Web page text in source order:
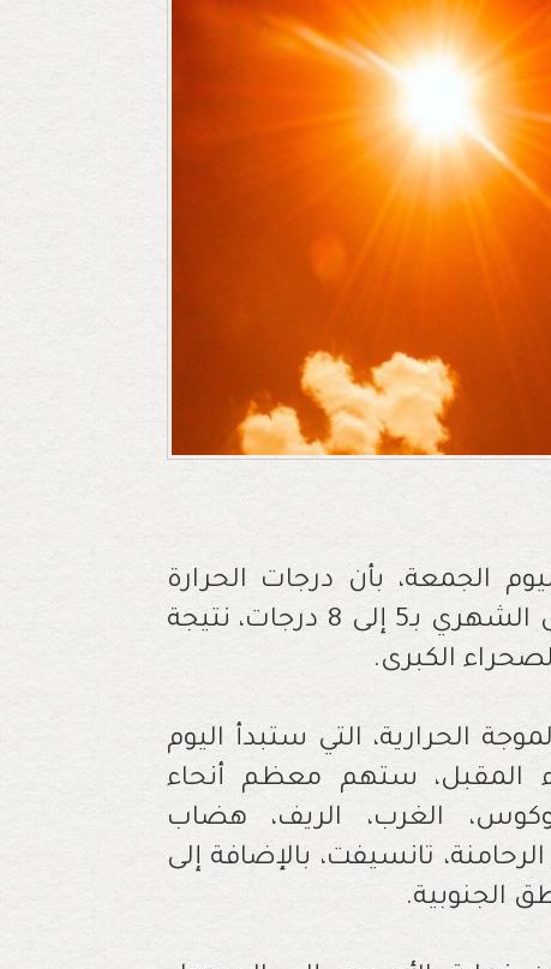
الجمعة، بأن درجات الحرارة
ستعرف ارتفاعا ملموسا قد يتجاوز المعدل الشهري بـ5 إلى 8 درجات، نتيجة
الكبرى.
الحرارية، التي ستبدأ اليوم
المقبل، ستهم معظم أنحاء
الغرب، الريف، هضاب
تانسيفت، بالإضافة إلى
الجنوبية.